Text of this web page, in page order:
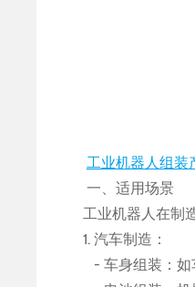
工业机器人组装
一、适用场景
工业机器人在制
1. 汽车制造：
- 车身组装：如